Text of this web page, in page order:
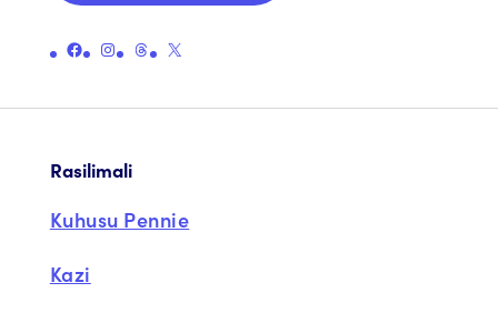
Unganisha kwenye ukurasa rasmi wa Facebook wa PennieUnganisha kwenye ukurasa rasmi wa Instagram wa PennieUnganisha kwenye ukurasa rasmi wa PennieUnganisha kwenye ukurasa rasmi wa Pennie X (zamani Twitter)
Rasilimali
Kuhusu Pennie
Kazi